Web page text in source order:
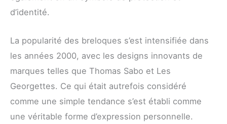
d’identité.
La popularité des breloques s’est intensifiée dans
les années 2000, avec les designs innovants de
marques telles que Thomas Sabo et Les
Georgettes. Ce qui était autrefois considéré
comme une simple tendance s’est établi comme
une véritable forme d’expression personnelle.